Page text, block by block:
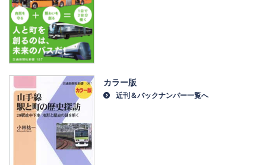
カラー版
近刊＆バックナンバー一覧へ